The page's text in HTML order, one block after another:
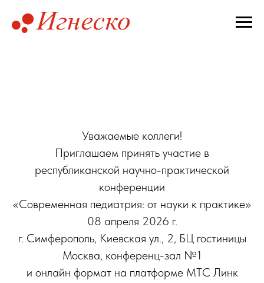
Уважаемые коллеги!
Приглашаем принять участие в
республиканской научно-практической
конференции
«Современная педиатрия: от науки к практике»
08 апреля 2026 г.
г. Симферополь, Киевская ул., 2, БЦ гостиницы
Москва, конференц-зал №1
и онлайн формат на платформе МТС Линк